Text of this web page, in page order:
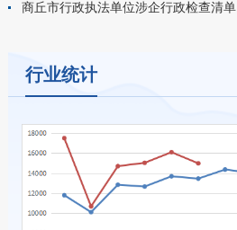
商丘市行政执法单位涉企行政检查清单
行业统计